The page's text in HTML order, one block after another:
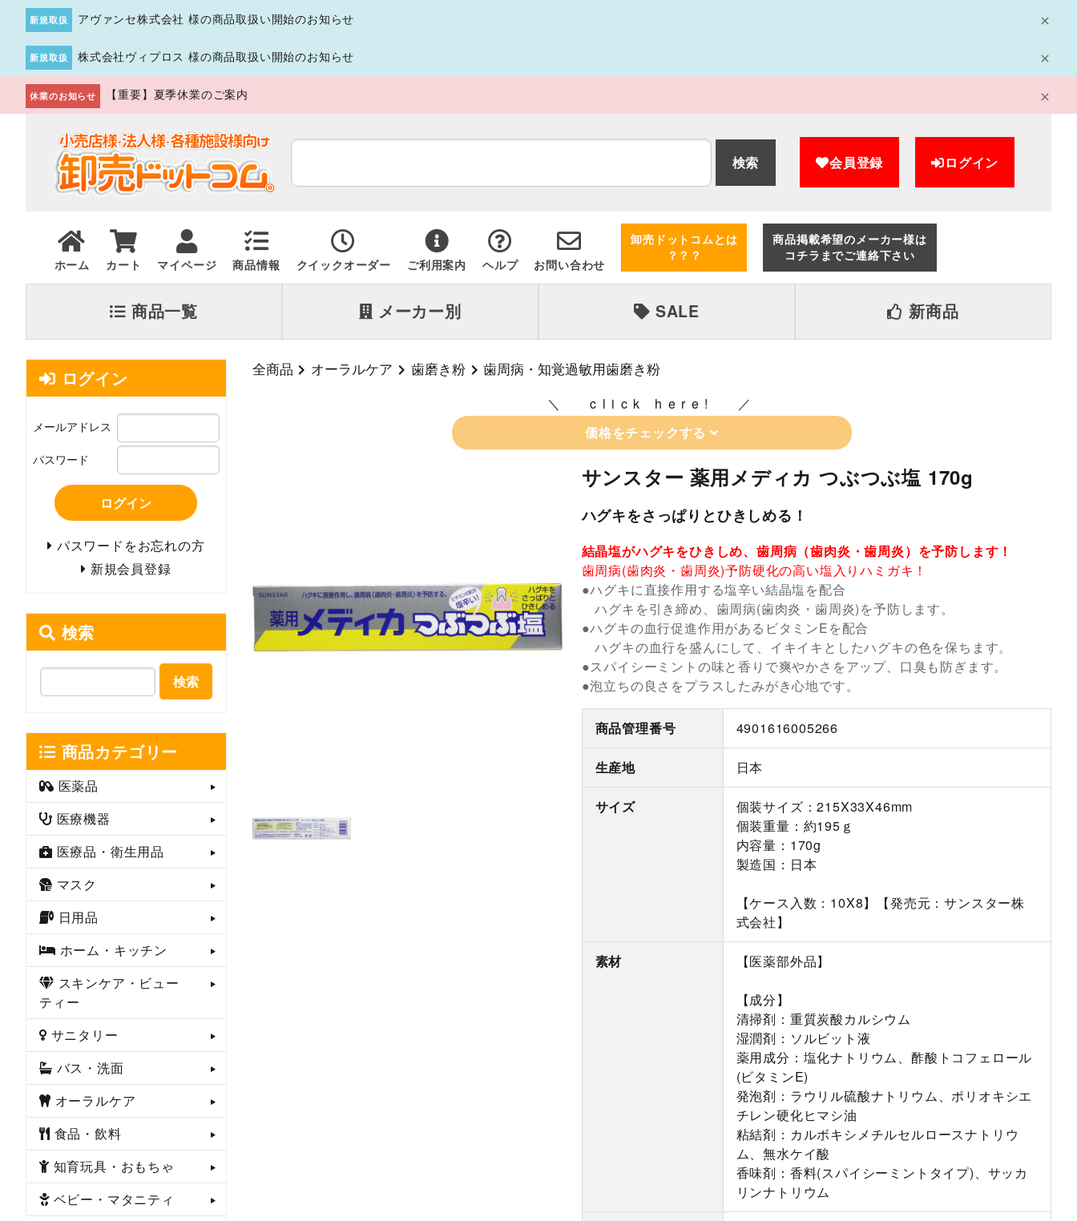
新規取扱 アヴァンセ株式会社 様の商品取扱い開始のお知らせ
新規取扱 株式会社ヴィプロス 様の商品取扱い開始のお知らせ
休業のお知らせ 【重要】夏季休業のご案内
検索 会員登録 ログイン
ホーム カート マイページ 商品情報 クイックオーダー ご利用案内 ヘルプ お問い合わせ
卸売ドットコムとは
？？？
商品掲載希望のメーカー様は
コチラまでご連絡下さい
商品一覧 メーカー別 SALE 新商品
全商品 オーラルケア 歯磨き粉 歯周病・知覚過敏用歯磨き粉
click here!
価格をチェックする
サンスター 薬用メディカ つぶつぶ塩 170g
ハグキをさっぱりとひきしめる！
結晶塩がハグキをひきしめ、歯周病（歯肉炎・歯周炎）を予防します！
歯周病(歯肉炎・歯周炎)予防硬化の高い塩入りハミガキ！
●ハグキに直接作用する塩辛い結晶塩を配合
ハグキを引き締め、歯周病(歯肉炎・歯周炎)を予防します。
●ハグキの血行促進作用があるビタミンEを配合
ハグキの血行を盛んにして、イキイキとしたハグキの色を保ちます。
●スパイシーミントの味と香りで爽やかさをアップ、口臭も防ぎます。
●泡立ちの良さをプラスしたみがき心地です。
商品管理番号 4901616005266
生産地 日本
サイズ
個装サイズ：215X33X46mm
個装重量：約195ｇ
内容量：170g
製造国：日本
【ケース入数：10X8】【発売元：サンスター株
式会社】
素材 【医薬部外品】
【成分】
清掃剤：重質炭酸カルシウム
湿潤剤：ソルビット液
薬用成分：塩化ナトリウム、酢酸トコフェロール
(ビタミンE)
発泡剤：ラウリル硫酸ナトリウム、ポリオキシエ
チレン硬化ヒマシ油
粘結剤：カルボキシメチルセルロースナトリウ
ム、無水ケイ酸
香味剤：香料(スパイシーミントタイプ)、サッカ
リンナトリウム
ログイン
メールアドレス
パスワード
ログイン
パスワードをお忘れの方
新規会員登録
検索
検索
商品カテゴリー
医薬品
医療機器
医療品・衛生用品
マスク
日用品
ホーム・キッチン
スキンケア・ビュー
ティー
サニタリー
バス・洗面
オーラルケア
食品・飲料
知育玩具・おもちゃ
ベビー・マタニティ